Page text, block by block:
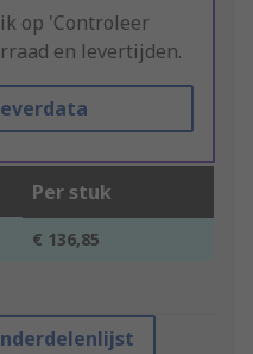
op 'Controleer
en levertijden.
Per stuk
€ 136,85